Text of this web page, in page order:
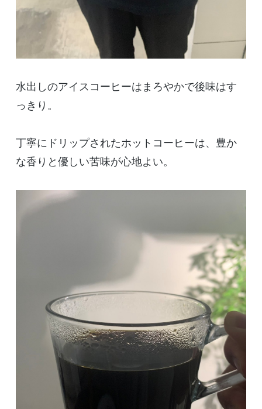
水出しのアイスコーヒーはまろやかで後味はす
っきり。
丁寧にドリップされたホットコーヒーは、豊か
な香りと優しい苦味が心地よい。